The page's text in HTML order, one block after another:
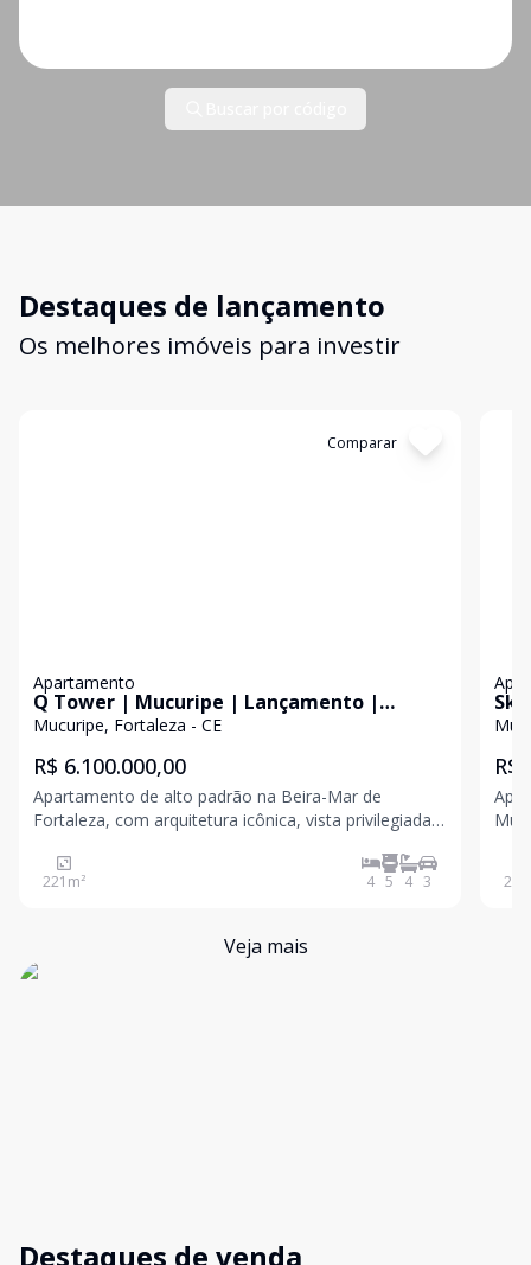
Destaques de lançamento
Os melhores imóveis para investir
Comparar
Apartamento
Q Tower | Mucuripe | Lançamento |
221,22m² | 04 Suítes | 03 Vagas
Mucuripe, Fortaleza - CE
R$ 6.100.000,00
Apartamento de alto padrão na Beira-Mar de
Fortaleza, com arquitetura icônica, vista privilegiada
exclusividade e conforto em cada detalhe. Área
privativa: 221,22m²; 04 suítes, sendo 01 suíte máster
221 m² 4 5 4 3
R$
Mucuripe Área
235
Veja mais
Destaques de venda